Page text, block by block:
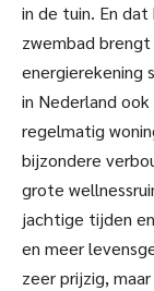
in de tuin. En
zwembad
in Nederland
regelmatig
bijzondere
grote
jachtige tijden
en meer
zeer prijzig,